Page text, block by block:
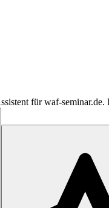
für waf-